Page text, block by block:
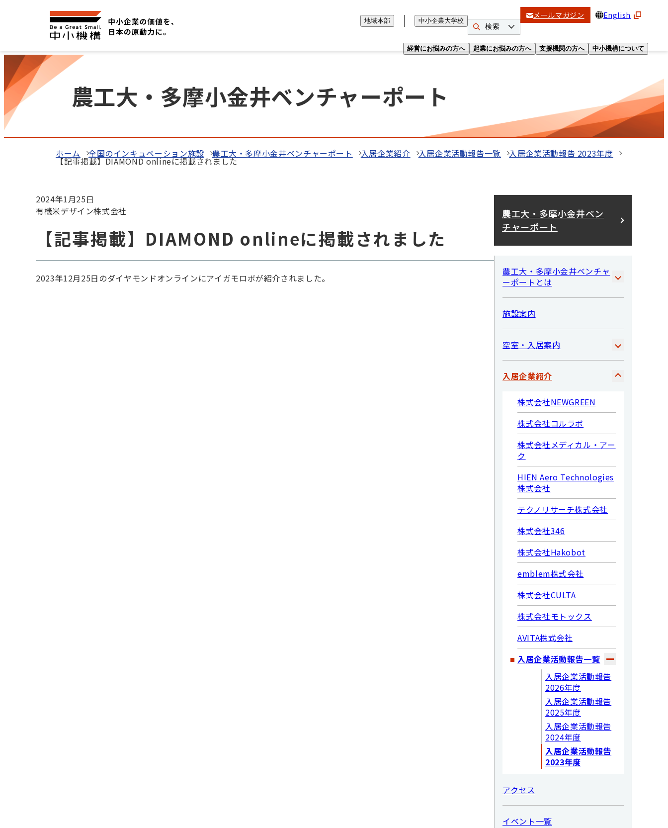
経営にお悩みの方へ 起業にお悩みの方へ 支援機関の方へ 中小機構について
地域本部 中小企業大学校
検索
メールマガジン English
農工大・多摩小金井ベンチャーポート
ホーム 全国のインキュベーション施設 農工大・多摩小金井ベンチャーポート 入居企業紹介 入居企業活動報告一覧 入居企業活動報告 2023年度
【記事掲載】DIAMOND onlineに掲載されました
2024年1月25日
有機米デザイン株式会社
【記事掲載】DIAMOND onlineに掲載されました
2023年12月25日のダイヤモンドオンラインにアイガモロボが紹介されました。
農工大・多摩小金井ベン
チャーポート
農工大・多摩小金井ベンチャ
ーポートとは
施設案内
空室・入居案内
入居企業紹介
株式会社NEWGREEN
株式会社コルラボ
株式会社メディカル・アー
ク
HIEN Aero Technologies
株式会社
テクノリサーチ株式会社
株式会社346
株式会社Hakobot
emblem株式会社
株式会社CULTA
株式会社モトックス
AVITA株式会社
入居企業活動報告一覧
入居企業活動報告
2026年度
入居企業活動報告
2025年度
入居企業活動報告
2024年度
入居企業活動報告
2023年度
アクセス
イベント一覧